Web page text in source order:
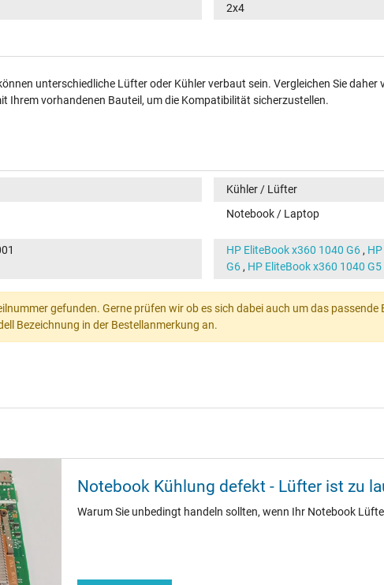
2x4
unterschiedliche Lüfter oder Kühler verbaut sein. Vergleichen Sie
Ihrem vorhandenen Bauteil, um die Kompatibilität sicherzustellen.
Kühler / Lüfter
Notebook / Laptop
HP EliteBook x360 1040 G6,
G6, HP EliteBook x360 1040 G5
gefunden. Gerne prüfen wir ob es sich dabei auch um das
Bezeichnung in der Bestellanmerkung an.
Notebook Kühlung defekt - Lüfter ist zu
Warum Sie unbedingt handeln sollten, wenn Ihr Notebook